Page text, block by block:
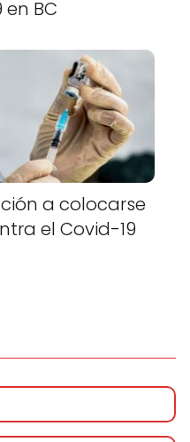
en BC
a colocarse
el Covid-19